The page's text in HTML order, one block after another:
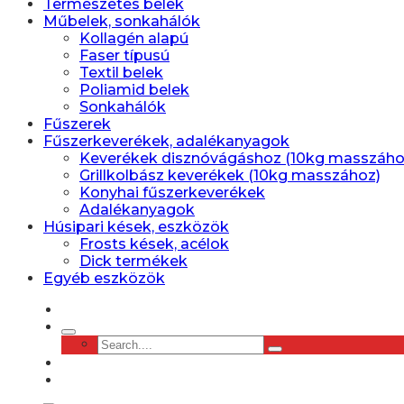
Természetes belek
Műbelek, sonkahálók
Kollagén alapú
Faser típusú
Textil belek
Poliamid belek
Sonkahálók
Fűszerek
Fűszerkeverékek, adalékanyagok
Keverékek disznóvágáshoz (10kg
Grillkolbász keverékek (10kg masszához)
Konyhai fűszerkeverékek
Adalékanyagok
Húsipari kések, eszközök
Frosts kések, acélok
Dick termékek
Egyéb eszközök